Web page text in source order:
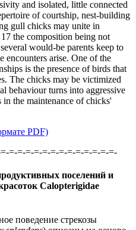
and isolated, little connected
of courtship, nest-building
gull chicks may unite in
the composition being not
would-be parents keep to
encounters arise. One of the
is the presence of birds that
The chicks may be victimized
behaviour turns into aggressive
the maintenance of chicks'
PDF)
=-=-=-=-=-=-=-=-=-=-=-=-=-
поселений и
Calopterigidae
поведение стрекозы